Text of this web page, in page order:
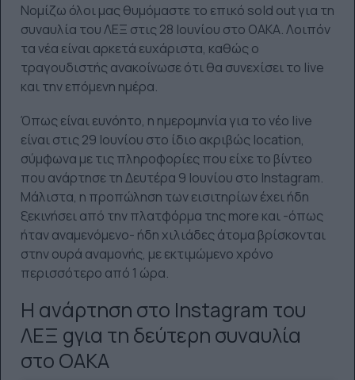
Νομίζω όλοι μας θυμόμαστε το επικό sold out για τη
συναυλία του ΛΕΞ στις 28 Ιουνίου στο ΟΑΚΑ. Λοιπόν
τα νέα είναι αρκετά ευχάριστα, καθώς ο
τραγουδιστής ανακοίνωσε ότι θα συνεχίσει το live
και την επόμενη ημέρα.
Όπως είναι ευνόητο, η ημερομηνία για το νέο live
είναι στις 29 Ιουνίου στο ίδιο ακριβώς location,
σύμφωνα με τις πληροφορίες που είχε το βίντεο
που ανάρτησε τη Δευτέρα 9 Ιουνίου στο Instagram.
Μάλιστα, η προπώληση των εισιτηρίων έχει ήδη
ξεκινήσει από την πλατφόρμα της more και -όπως
ήταν αναμενόμενο- ήδη χιλιάδες άτομα βρίσκονται
στην ουρά αναμονής, με εκτιμώμενο χρόνο
περισσότερο από 1 ώρα.
Η ανάρτηση στο Instagram του
ΛΕΞ gγια τη δεύτερη συναυλία
στο ΟΑΚΑ